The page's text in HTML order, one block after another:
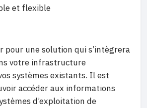
et flexible
pour une solution qui s’intègrera
votre infrastructure
systèmes existants. Il est
accéder aux informations
d’exploitation de